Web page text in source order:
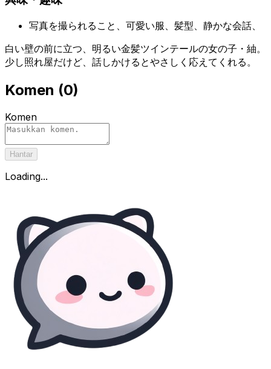
写真を撮られること、可愛い服、髪型、静かな会話、
白い壁の前に立つ、明るい金髪ツインテールの女の子・紬。
少し照れ屋だけど、話しかけるとやさしく応えてくれる。
Komen (0)
Komen
Hantar
Loading...